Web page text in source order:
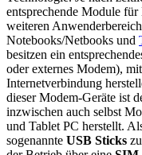
entsprechende Module
weiteren
Notebooks/Netbooks und
besitzen ein
oder externes Modem),
Internetverbindung
dieser Modem-Geräte ist
inzwischen auch selbst
und Tablet PC herstellt.
sogenannte USB Sticks